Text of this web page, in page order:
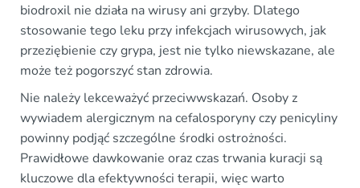
biodroxil nie działa na wirusy ani grzyby. Dlatego
stosowanie tego leku przy infekcjach wirusowych, jak
przeziębienie czy grypa, jest nie tylko niewskazane, ale
może też pogorszyć stan zdrowia.
Nie należy lekceważyć przeciwwskazań. Osoby z
wywiadem alergicznym na cefalosporyny czy penicyliny
powinny podjąć szczególne środki ostrożności.
Prawidłowe dawkowanie oraz czas trwania kuracji są
kluczowe dla efektywności terapii, więc warto